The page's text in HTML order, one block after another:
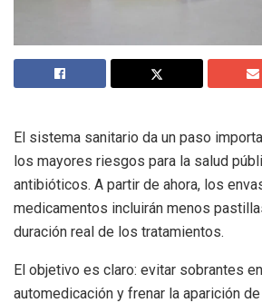
El sistema sanitario da un paso
los mayores riesgos para la salud
antibióticos. A partir de ahora, los
medicamentos incluirán menos
duración real de los tratamientos.
El objetivo es claro: evitar sobrantes
automedicación y frenar la aparición